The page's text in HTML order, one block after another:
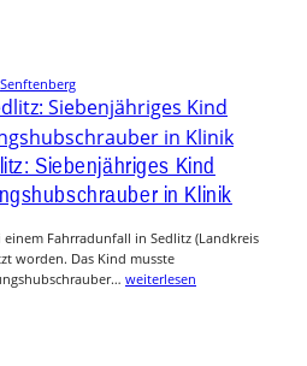
Senftenberg
Siebenjähriges Kind
in Klinik
Fahrradunfall in Sedlitz (Landkreis
worden. Das Kind musste
weiterlesen